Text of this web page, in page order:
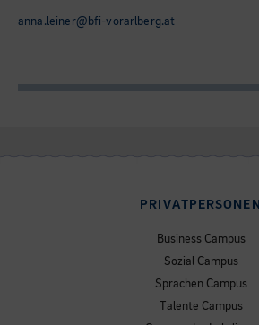
anna.leiner@bfi-vorarlberg.at
PRIVATPERSONEN
Business Campus
Sozial Campus
Sprachen Campus
Talente Campus